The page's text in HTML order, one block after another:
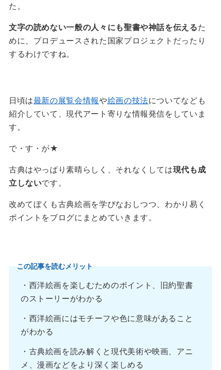
た。
文字の読めない一般の人々にも聖書や神話を伝えるた
めに、プロデュースされた国家プロジェクトだったり
するわけですね。
日頃は最新の展覧会情報や絵画の技法についてなども
紹介していて、現代アート寄りな情報発信をしていま
す。
で・す・が★
古典はやっぱり素晴らしく、それなくしては現代も成
立しないです。
改めてぼくも古典絵画を学びなおしつつ、わかり易く
ポイントをブログにまとめていきます。
この記事を読むメリット
・西洋絵画を楽しむためのポイント、旧約聖書
のストーリーがわかる
・西洋絵画にはモチーフや色に意味があること
がわかる
・古典絵画を読み解くと現代美術や映画、アニ
メ、漫画などをより深く楽しめる